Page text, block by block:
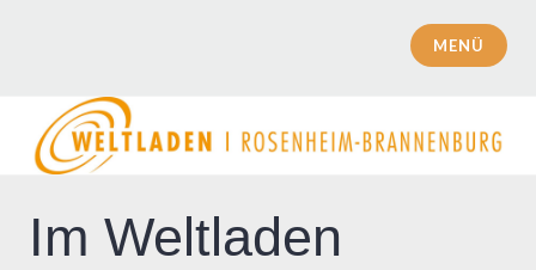
Weltladen | Rosenheim | Brannenburg
MENÜ
Im Weltladen